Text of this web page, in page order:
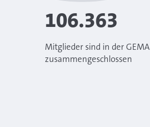
106.363
Mitglieder sind in der GEMA
zusammengeschlossen